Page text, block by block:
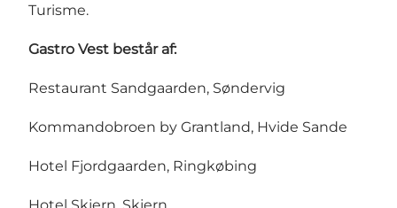
Turisme.
Gastro Vest består af:
Restaurant Sandgaarden, Søndervig
Kommandobroen by Grantland, Hvide Sande
Hotel Fjordgaarden, Ringkøbing
Hotel Skjern, Skjern